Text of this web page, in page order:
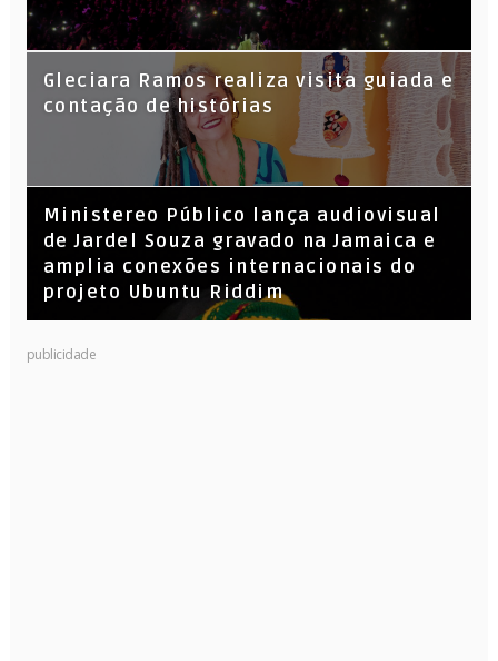
KL Jay (Racionais MC’s), DJ Raíz e DJ
Leandro Vitrola na BIGSHAKE 14
Gleciara Ramos realiza visita guiada e
contação de histórias
​Ministereo Público lança audiovisual
de Jardel Souza gravado na Jamaica e
amplia conexões internacionais do
projeto Ubuntu Riddim
publicidade